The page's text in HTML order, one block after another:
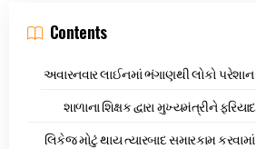
Contents
અવારનવાર લાઈનમાં ભંગાણથી લોકો પરેશાન
શાળાના શિક્ષક દ્વારા મુખ્યમંત્રીને
લિકેજ મોટું થાય ત્યારબાદ સમારકામ